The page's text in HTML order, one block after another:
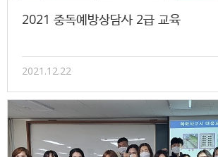
2021 중독예방상담사 2급 교육
2021.12.22